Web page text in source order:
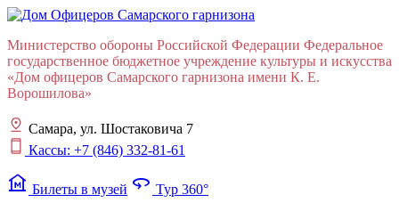
Министерство обороны Российской Федерации Федеральное
государственное бюджетное учреждение культуры и искусства
«Дом офицеров Cамарского гарнизона имени К. Е.
Ворошилова»
Самара, ул. Шостаковича 7
Кассы: +7 (846) 332-81-61
museum Билеты в музей 360 Тур 360°